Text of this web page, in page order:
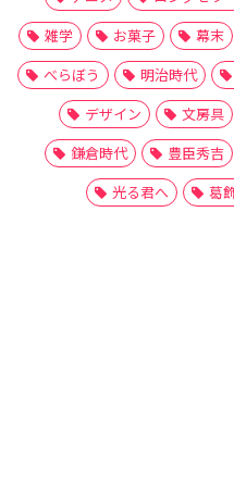
雑学
お菓子 幕末
べらぼう
明治時代
デザイン
文房具
鎌倉時代
豊臣秀吉
光る君へ
葛